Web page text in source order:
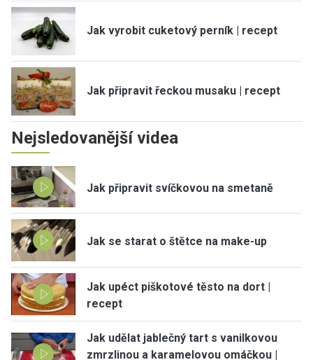
Jak vyrobit cuketový perník | recept
Jak připravit řeckou musaku | recept
Nejsledovanější videa
Jak připravit svíčkovou na smetaně
Jak se starat o štětce na make-up
Jak upéct piškotové těsto na dort |
recept
Jak udělat jablečný tart s vanilkovou
zmrzlinou a karamelovou omáčkou |